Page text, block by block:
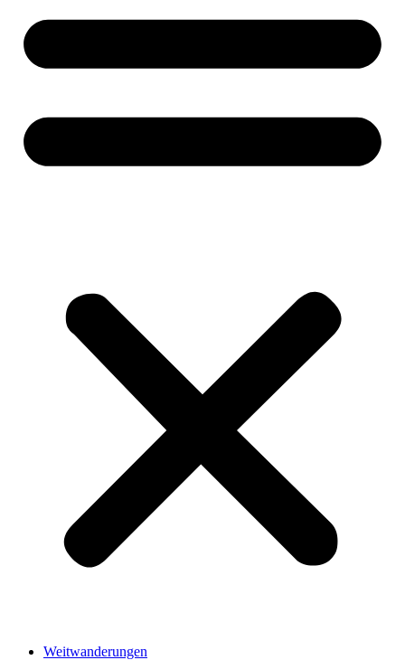
Weitwanderungen